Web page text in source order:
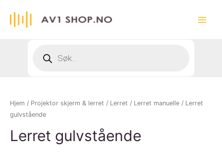
search
Hjem / Projektor skjerm & lerret / Lerret / Lerret manuelle / Lerret
gulvstående
Lerret gulvstående